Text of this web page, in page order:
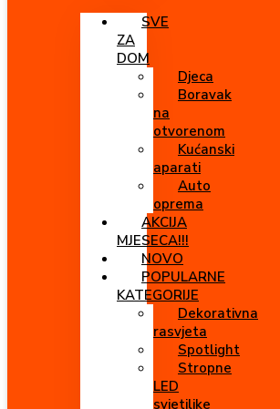
SVE
ZA
DOM
Djeca
Boravak
na
otvorenom
Kućanski
aparati
Auto
oprema
AKCIJA
MJESECA!!!
NOVO
POPULARNE
KATEGORIJE
Dekorativna
rasvjeta
Spotlight
Stropne
LED
svjetiljke